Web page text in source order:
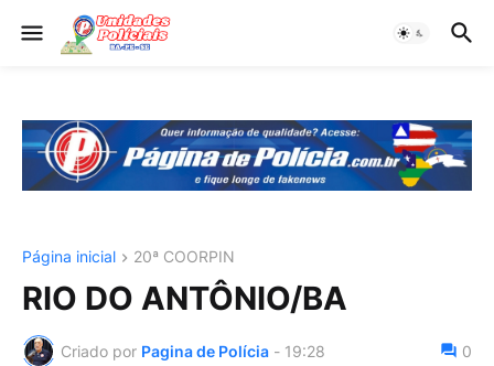
Página inicial 20ª COORPIN
RIO DO ANTÔNIO/BA
Criado por Pagina de Polícia - 19:28 0